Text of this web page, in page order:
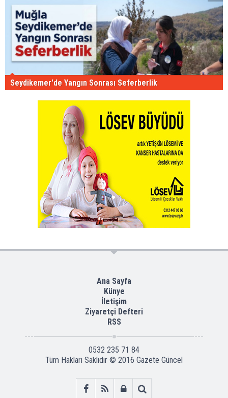
Seydikemer'de Yangın Sonrası Seferberlik
Ana Sayfa
Künye
İletişim
Ziyaretçi Defteri
RSS
0532 235 71 84
Tüm Hakları Saklıdır © 2016 Gazete Güncel